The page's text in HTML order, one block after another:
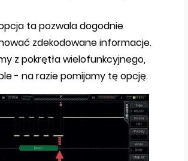
ta pozwala dogodnie
zdekodowane informacje.
z pokrętła wielofunkcyjnego,
- na razie pomijamy tę opcję.